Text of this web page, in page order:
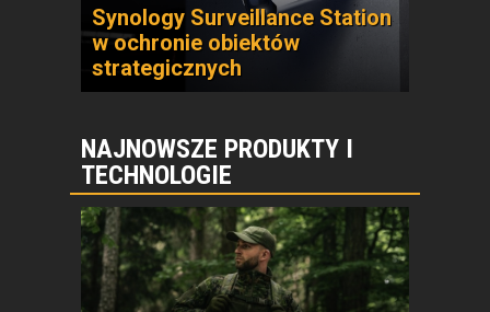
Synology Surveillance Station
w ochronie obiektów
strategicznych
NAJNOWSZE PRODUKTY I
TECHNOLOGIE